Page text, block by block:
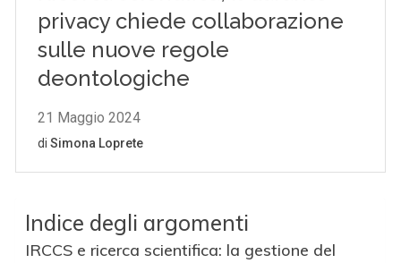
Indice degli argomenti
IRCCS e ricerca scientifica: la gestione del